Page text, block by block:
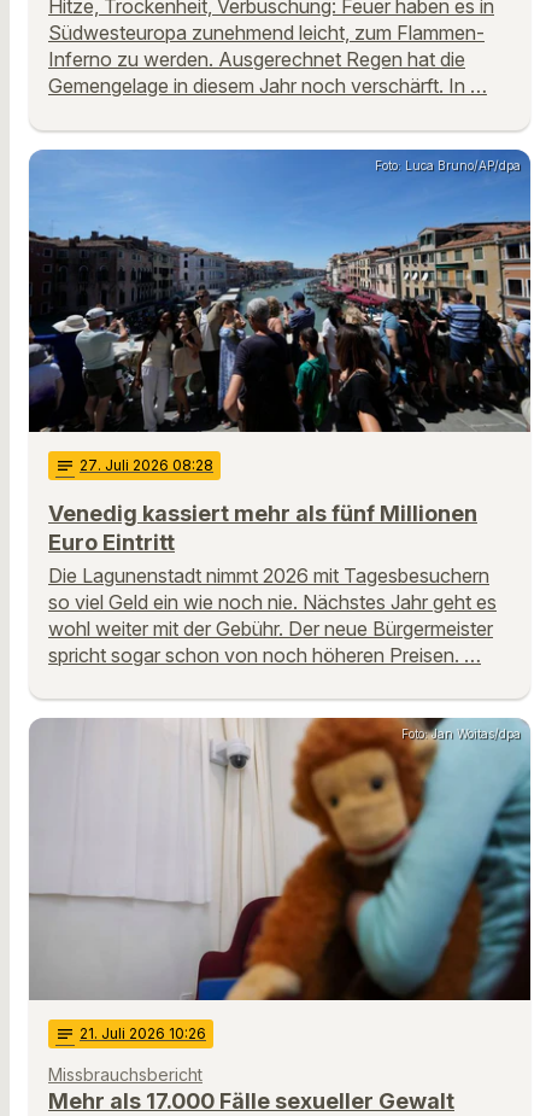
Hitze, Trockenheit, Verbuschung: Feuer haben es in
Südwesteuropa zunehmend leicht, zum Flammen-
Inferno zu werden. Ausgerechnet Regen hat die
Gemengelage in diesem Jahr noch verschärft. In …
Foto: Luca Bruno/AP/dpa
notes 27. Juli 2026 08:28
Venedig kassiert mehr als fünf Millionen
Euro Eintritt
Die Lagunenstadt nimmt 2026 mit Tagesbesuchern
so viel Geld ein wie noch nie. Nächstes Jahr geht es
wohl weiter mit der Gebühr. Der neue Bürgermeister
spricht sogar schon von noch höheren Preisen. …
Foto: Jan Woitas/dpa
notes 21. Juli 2026 10:26
Missbrauchsbericht
Mehr als 17.000 Fälle sexueller Gewalt